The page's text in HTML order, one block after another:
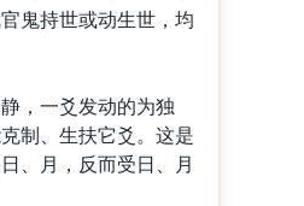
鬼持世或动生世，均
，一爻发动的为独
制、生扶它爻。这是
、月，反而受日、月